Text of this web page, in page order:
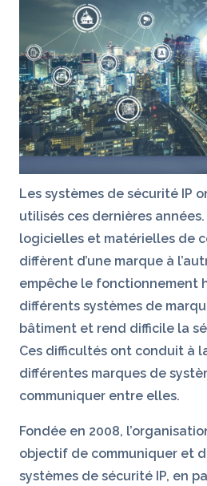
Les systèmes de sécurité IP
utilisés ces dernières
logicielles et matérielles de
diffèrent d’une marque à
empêche le fonctionnement
différents systèmes de
bâtiment et rend difficile la
Ces difficultés ont conduit à
différentes marques de
communiquer entre elles.
Fondée en 2008,
objectif de communiquer et
systèmes de sécurité IP, en